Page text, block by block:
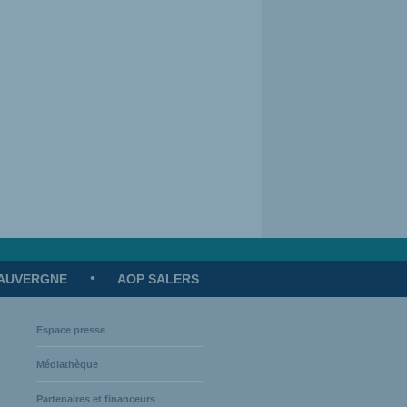
AOP SALERS
Espace presse
Médiathèque
Partenaires et financeurs